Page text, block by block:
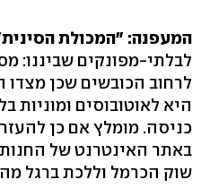
המעפנה: "המכולת
לבלתי-מפונקים שביננו:
לרחוב הכובשים שכן
היא לאוטובוסים ומוניות
כניסה. מומלץ אם כן
באתר האינטרנט של החנות,
שוק הכרמל וללכת ברגל